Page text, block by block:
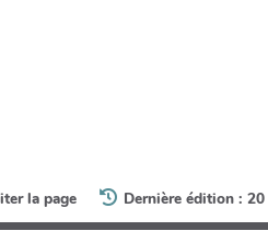
la page Dernière édition :